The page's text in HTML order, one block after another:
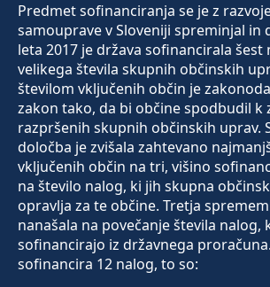
Predmet sofinanciranja se je z
samouprave v Sloveniji spreminjal in
leta 2017 je država sofinancirala šest
velikega števila skupnih občinskih
številom vključenih občin je
zakon tako, da bi občine spodbudil k
razpršenih skupnih občinskih uprav.
določba je zvišala zahtevano
vključenih občin na tri, višino
na število nalog, ki jih skupna
opravlja za te občine. Tretja
nanašala na povečanje števila nalog,
sofinancirajo iz državnega
sofinancira 12 nalog, to so: